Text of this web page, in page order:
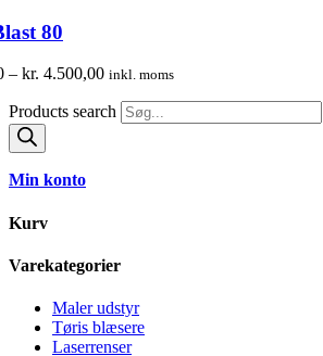
80
– kr. 4.500,00 inkl. moms
Products search
Min konto
Kurv
Varekategorier
Maler udstyr
Tøris blæsere
Laserrenser